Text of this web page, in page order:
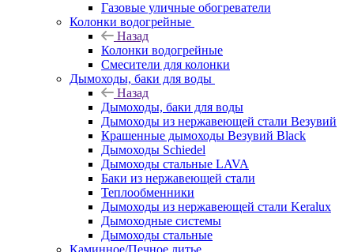
Газовые уличные обогреватели
Колонки водогрейные
Назад
Колонки водогрейные
Смесители для колонки
Дымоходы, баки для воды
Назад
Дымоходы, баки для воды
Дымоходы из нержавеющей стали Везувий
Крашенные дымоходы Везувий Black
Дымоходы Schiedel
Дымоходы стальные LAVA
Баки из нержавеющей стали
Теплообменники
Дымоходы из нержавеющей стали Keralux
Дымоходные системы
Дымоходы стальные
Каминное/Печное литье